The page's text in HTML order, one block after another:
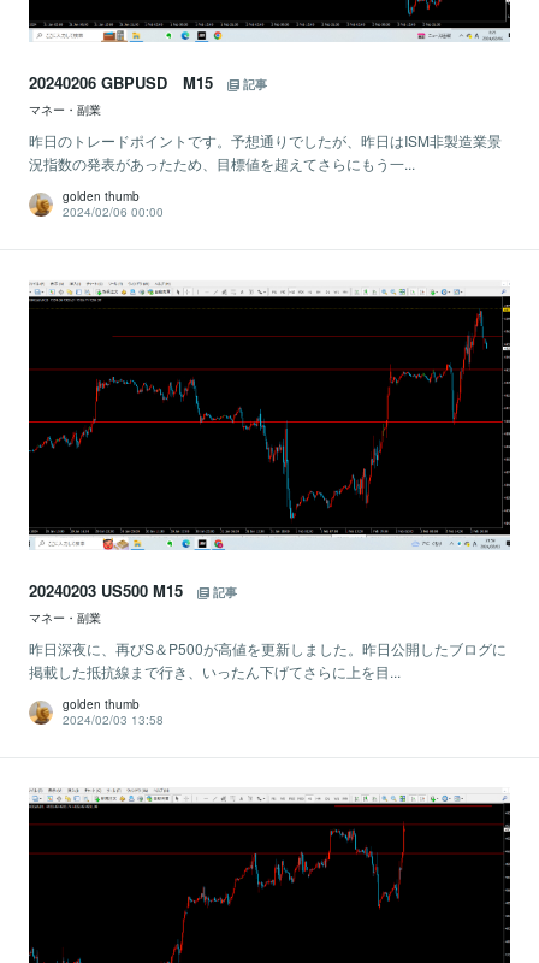
20240206 GBPUSD M15
記事
マネー・副業
昨日のトレードポイントです。予想通りでしたが、昨日はISM非製造業景
況指数の発表があったため、目標値を超えてさらにもう一...
golden thumb
2024/02/06 00:00
20240203 US500 M15
記事
マネー・副業
昨日深夜に、再びS＆P500が高値を更新しました。昨日公開したブログに
掲載した抵抗線まで行き、いったん下げてさらに上を目...
golden thumb
2024/02/03 13:58